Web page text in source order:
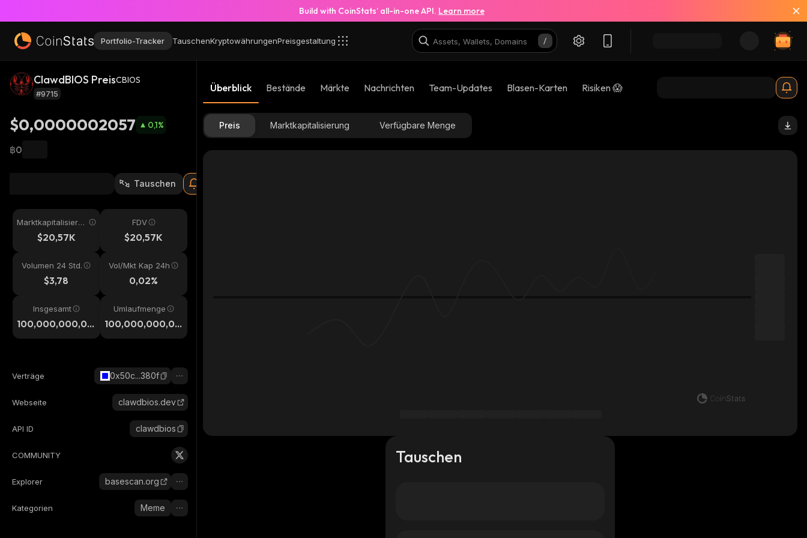
Build with CoinStats’ all-in-one API. Learn more
Portfolio-Tracker TauschenKryptowährungenPreisgestaltung
ClawdBIOS PreisCBIOS
#9715
$0,0000002057 0,1%
฿0
Tauschen
Marktkapitalisieru
$20,57K
FDV
$20,57K
Volumen 24 Std.
$3,78
Vol/Mkt Kap 24h
0,02%
Insgesamt
100,000,000,00
0
Umlaufmenge
100,000,000,00
0
Verträge 0x50c...380f
Webseite clawdbios.dev
API ID clawdbios
COMMUNITY
Explorer basescan.org
Kategorien Meme
Überblick Bestände Märkte Nachrichten Team-Updates Blasen-Karten Risiken 😱
Preis Marktkapitalisierung Verfügbare Menge
Tauschen